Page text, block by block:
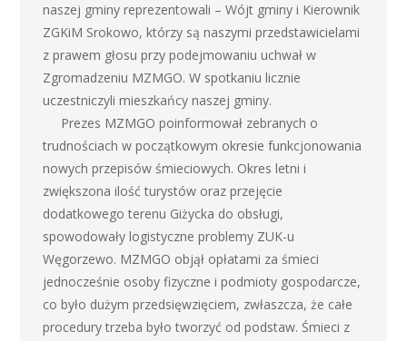
naszej gminy reprezentowali – Wójt gminy i Kierownik
ZGKiM Srokowo, którzy są naszymi przedstawicielami
z prawem głosu przy podejmowaniu uchwał w
Zgromadzeniu MZMGO. W spotkaniu licznie
uczestniczyli mieszkańcy naszej gminy.
Prezes MZMGO poinformował zebranych o
trudnościach w początkowym okresie funkcjonowania
nowych przepisów śmieciowych. Okres letni i
zwiększona ilość turystów oraz przejęcie
dodatkowego terenu Giżycka do obsługi,
spowodowały logistyczne problemy ZUK-u
Węgorzewo. MZMGO objął opłatami za śmieci
jednocześnie osoby fizyczne i podmioty gospodarcze,
co było dużym przedsięwzięciem, zwłaszcza, że całe
procedury trzeba było tworzyć od podstaw. Śmieci z